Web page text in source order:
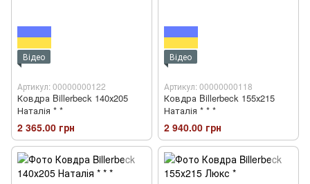
Відео
Артикул: 00000000122
Ковдра Billerbeck 140х205
Наталія * *
2 365.00 грн
Відео
Артикул: 00000000118
Ковдра Billerbeck 155х215
Наталія * * *
2 940.00 грн